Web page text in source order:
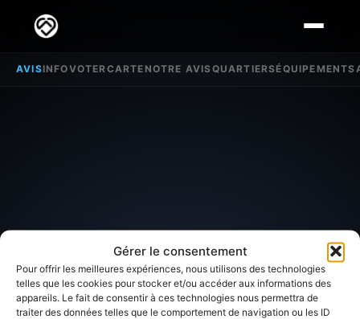
Gérer le consentement
Pour offrir les meilleures expériences, nous utilisons des technologies
telles que les cookies pour stocker et/ou accéder aux informations des
appareils. Le fait de consentir à ces technologies nous permettra de
traiter des données telles que le comportement de navigation ou les ID
AVISINFOVOTERCARTENOTRE AVISQUARTIERSÉQUIPEMENTS
SECTEUR D'INTÉRÊT